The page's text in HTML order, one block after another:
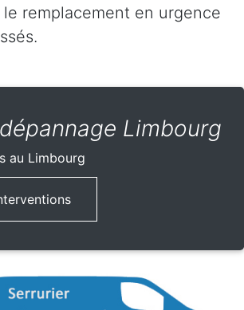
le remplacement en urgence
Limbourg
au Limbourg